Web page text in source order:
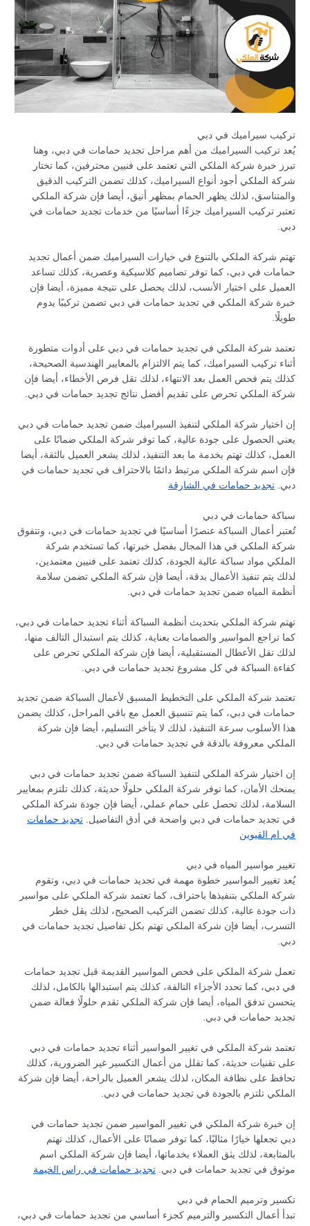
تركيب سيراميك في دبي
يُعد تركيب السيراميك من أهم مراحل تجديد حمامات في دبي، وهنا
تبرز خبرة شركة الملكي التي تعتمد على فنيين محترفين، كما تختار
شركة الملكي أجود أنواع السيراميك، كذلك تضمن التركيب الدقيق
والمتناسق، لذلك يظهر الحمام بمظهر أنيق، أيضا فإن شركة الملكي
تعتبر تركيب السيراميك جزءًا أساسيًا من خدمات تجديد حمامات في
دبي.
تهتم شركة الملكي بالتنوع في خيارات السيراميك ضمن أعمال تجديد
حمامات في دبي، كما توفر تصاميم كلاسيكية وعصرية، كذلك تساعد
العميل على اختيار الأنسب، لذلك يحصل على نتيجة مميزة، أيضا فإن
خبرة شركة الملكي في تجديد حمامات في دبي تضمن تركيبًا يدوم
طويلًا.
تعتمد شركة الملكي في تجديد حمامات في دبي على أدوات متطورة
أثناء تركيب السيراميك، كما يتم الالتزام بالمعايير الهندسية الصحيحة،
كذلك يتم فحص العمل بعد الانتهاء، لذلك تقل فرص الأخطاء، أيضا فإن
شركة الملكي تحرص على تقديم أفضل نتائج تجديد حمامات في دبي.
إن اختيار شركة الملكي لتنفيذ السيراميك ضمن تجديد حمامات في دبي
يعني الحصول على جودة عالية، كما توفر شركة الملكي ضمانًا على
العمل، كذلك تهتم بخدمة ما بعد التنفيذ، لذلك يشعر العميل بالثقة، أيضا
فإن اسم شركة الملكي مرتبط دائمًا بالاحتراف في تجديد حمامات في
دبي.تجديد حمامات في الشارقة
سباكة حمامات في دبي
تُعتبر أعمال السباكة عنصرًا أساسيًا في تجديد حمامات في دبي، وتتفوق
شركة الملكي في هذا المجال بفضل خبرتها، كما تستخدم شركة
الملكي مواد سباكة عالية الجودة، كذلك تعتمد على فنيين معتمدين،
لذلك يتم تنفيذ الأعمال بدقة، أيضا فإن شركة الملكي تضمن سلامة
أنظمة المياه ضمن تجديد حمامات في دبي.
تهتم شركة الملكي بتحديث أنظمة السباكة أثناء تجديد حمامات في دبي،
كما تراجع المواسير والصمامات بعناية، كذلك يتم استبدال التالف منها،
لذلك تقل الأعطال المستقبلية، أيضا فإن شركة الملكي تحرص على
كفاءة السباكة في كل مشروع تجديد حمامات في دبي.
تعتمد شركة الملكي على التخطيط المسبق لأعمال السباكة ضمن تجديد
حمامات في دبي، كما يتم تنسيق العمل مع باقي المراحل، كذلك يضمن
هذا الأسلوب سرعة التنفيذ، لذلك لا يتأخر التسليم، أيضا فإن شركة
الملكي معروفة بالدقة في تجديد حمامات في دبي.
إن اختيار شركة الملكي لتنفيذ السباكة ضمن تجديد حمامات في دبي
يمنحك الأمان، كما توفر شركة الملكي حلولًا حديثة، كذلك تلتزم بمعايير
السلامة، لذلك تحصل على حمام عملي، أيضا فإن جودة شركة الملكي
في تجديد حمامات في دبي واضحة في أدق التفاصيل.تجديد حمامات
في ام القيوين
تغيير مواسير المياه في دبي
يُعد تغيير المواسير خطوة مهمة في تجديد حمامات في دبي، وتقوم
شركة الملكي بتنفيذها باحتراف، كما تعتمد شركة الملكي على مواسير
ذات جودة عالية، كذلك تضمن التركيب الصحيح، لذلك يقل خطر
التسرب، أيضا فإن شركة الملكي تهتم بكل تفاصيل تجديد حمامات في
دبي.
تعمل شركة الملكي على فحص المواسير القديمة قبل تجديد حمامات
في دبي، كما تحدد الأجزاء التالفة، كذلك يتم استبدالها بالكامل، لذلك
يتحسن تدفق المياه، أيضا فإن شركة الملكي تقدم حلولًا فعالة ضمن
تجديد حمامات في دبي.
تعتمد شركة الملكي في تغيير المواسير أثناء تجديد حمامات في دبي
على تقنيات حديثة، كما تقلل من أعمال التكسير غير الضرورية، كذلك
تحافظ على نظافة المكان، لذلك يشعر العميل بالراحة، أيضا فإن شركة
الملكي تلتزم بالجودة في تجديد حمامات في دبي.
إن خبرة شركة الملكي في تغيير المواسير ضمن تجديد حمامات في
دبي تجعلها خيارًا مثاليًا، كما توفر ضمانًا على الأعمال، كذلك تهتم
بالمتابعة، لذلك يثق العملاء بخدماتها، أيضا فإن شركة الملكي اسم
موثوق في تجديد حمامات في دبي.تجديد حمامات في راس الخيمة
تكسير وترميم الحمام في دبي
تبدأ أعمال التكسير والترميم كجزء أساسي من تجديد حمامات في دبي،